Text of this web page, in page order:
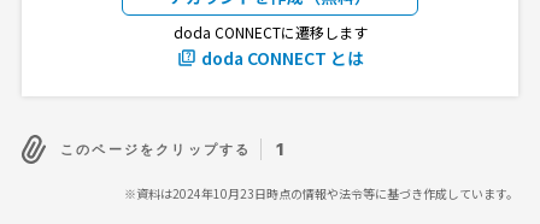
doda CONNECTに遷移します
doda CONNECT とは
このページをクリップする 1
※資料は2024年10月23日時点の情報や法令等に基づき作成しています。